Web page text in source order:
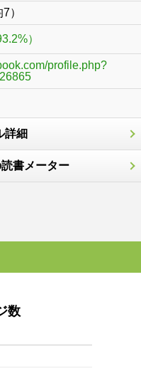
）
）
profile.php?
詳細
書メーター
数